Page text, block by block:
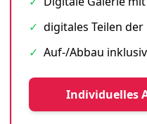
✓ digitales Teilen der
✓ Auf-/Abbau
Individuelles